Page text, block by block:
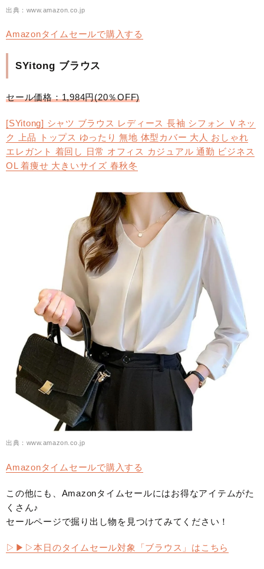
出典：www.amazon.co.jp
Amazonタイムセールで購入する
SYitong ブラウス
セール価格：1,984円(20％OFF)
[SYitong] シャツ ブラウス レディース 長袖 シフォン Ｖネッ
ク 上品 トップス ゆったり 無地 体型カバー 大人 おしゃれ
エレガント 着回し 日常 オフィス カジュアル 通勤 ビジネス
OL 着痩せ 大きいサイズ 春秋冬
出典：www.amazon.co.jp
Amazonタイムセールで購入する
この他にも、Amazonタイムセールにはお得なアイテムがた
くさん♪
セールページで掘り出し物を見つけてみてください！
▷▶︎▷本日のタイムセール対象「ブラウス」はこちら